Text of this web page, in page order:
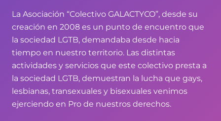
La Asociación “Colectivo GALACTYCO”, desde su
creación en 2008 es un punto de encuentro que
la sociedad LGTB, demandaba desde hacia
tiempo en nuestro territorio. Las distintas
actividades y servicios que este colectivo presta a
la sociedad LGTB, demuestran la lucha que gays,
lesbianas, transexuales y bisexuales venimos
ejerciendo en Pro de nuestros derechos.